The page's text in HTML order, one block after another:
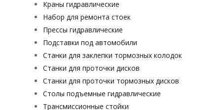
Краны гидравлические
Набор для ремонта стоек
Прессы гидравлические
Подставки под автомобили
Станки для заклепки тормозных колодок
Станки для проточки дисков
Станки для проточки тормозных дисков
Столы подъемные гидравлические
Трансмиссионные стойки